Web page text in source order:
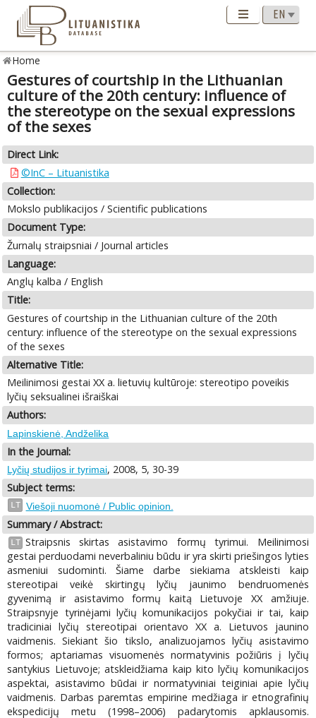
Home
Gestures of courtship in the Lithuanian
culture of the 20th century: influence of
the stereotype on the sexual expressions
of the sexes
Direct Link:
©InC – Lituanistika
Collection:
Mokslo publikacijos / Scientific publications
Document Type:
Žurnalų straipsniai / Journal articles
Language:
Anglų kalba / English
Title:
Gestures of courtship in the Lithuanian culture of the 20th
century: influence of the stereotype on the sexual expressions
of the sexes
Alternative Title:
Meilinimosi gestai XX a. lietuvių kultūroje: stereotipo poveikis
lyčių seksualinei išraiškai
Authors:
Lapinskienė, Andželika
In the Journal:
Lyčių studijos ir tyrimai, 2008, 5, 30-39
Subject terms:
LT Viešoji nuomonė / Public opinion.
Summary / Abstract:
LT Straipsnis skirtas asistavimo formų tyrimui. Meilinimosi
gestai perduodami neverbaliniu būdu ir yra skirti priešingos lyties
asmeniui sudominti. Šiame darbe siekiama atskleisti kaip
stereotipai veikė skirtingų lyčių jaunimo bendruomenės
gyvenimą ir asistavimo formų kaitą Lietuvoje XX amžiuje.
Straipsnyje tyrinėjami lyčių komunikacijos pokyčiai ir tai, kaip
tradiciniai lyčių stereotipai orientavo XX a. Lietuvos jaunino
vaidmenis. Siekiant šio tikslo, analizuojamos lyčių asistavimo
formos; aptariamas visuomenės normatyvinis požiūris į lyčių
santykius Lietuvoje; atskleidžiama kaip kito lyčių komunikacijos
aspektai, asistavimo būdai ir normatyviniai teiginiai apie lyčių
vaidmenis. Darbas paremtas empirine medžiaga ir etnografinių
ekspedicijų metu (1998–2006) padarytomis apklausomis.